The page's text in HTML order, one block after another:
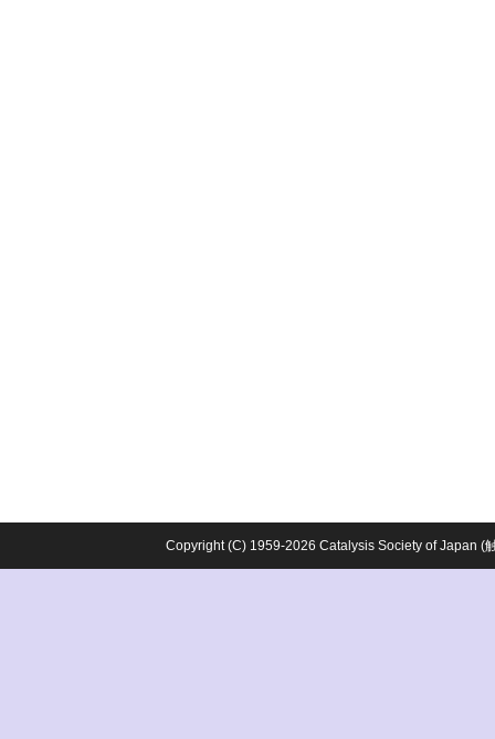
Copyright (C) 1959-2026 Catalysis Society of Japan (